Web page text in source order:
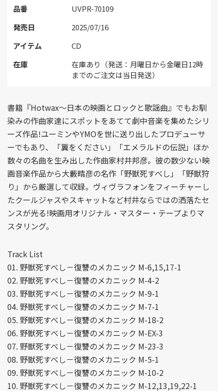
品番
UVPR-70109
発売日
2025/07/16
アイテム
CD
在庫
在庫あり（発送：月曜日から金曜日12時
までのご注文は当日発送）
書籍『Hotwax～日本の映画とロックと歌謡曲』でもお馴
染みの作曲家達にスポットをあてて劇中音楽を集めたシリ
ーズ作品!ユーミンやYMOを世に送り出したプロデューサ
ーでもあり、「翼をください」「エメラルドの伝説」ほか
数々の名曲を生み出した作曲家村井邦彦。彼の数少ない映
画音楽作品から大藪晴彦の名作「野獣死すべし」「野獣狩
り」から厳選して収録。ヴィヴラフォンをフィーチャーし
たクールジャスやスキャットなど村井ならではの洒落たセ
ンスが光る!映画用オリジナル・マスター・テープよりマ
スタリング。
Track List
01. 野獣死すべし－復讐のメカニック M-6,15,17-1
02. 野獣死すべし－復讐のメカニック M-4-2
03. 野獣死すべし－復讐のメカニック M-9-1
04. 野獣死すべし－復讐のメカニック M-7-1
05. 野獣死すべし－復讐のメカニック M-18-2
06. 野獣死すべし－復讐のメカニック M-EX-3
07. 野獣死すべし－復讐のメカニック M-23-3
08. 野獣死すべし－復讐のメカニック M-5-1
09. 野獣死すべし－復讐のメカニック M-10-2
10. 野獣死すべし－復讐のメカニック M-12,13,19,22-1